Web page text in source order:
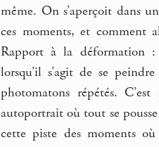
même. On s’aperçoit dans
ces moments, et comment
Rapport à la déformation
lorsqu’il s’agit de se
photomatons répétés.
autoportrait où tout se
cette piste des moments